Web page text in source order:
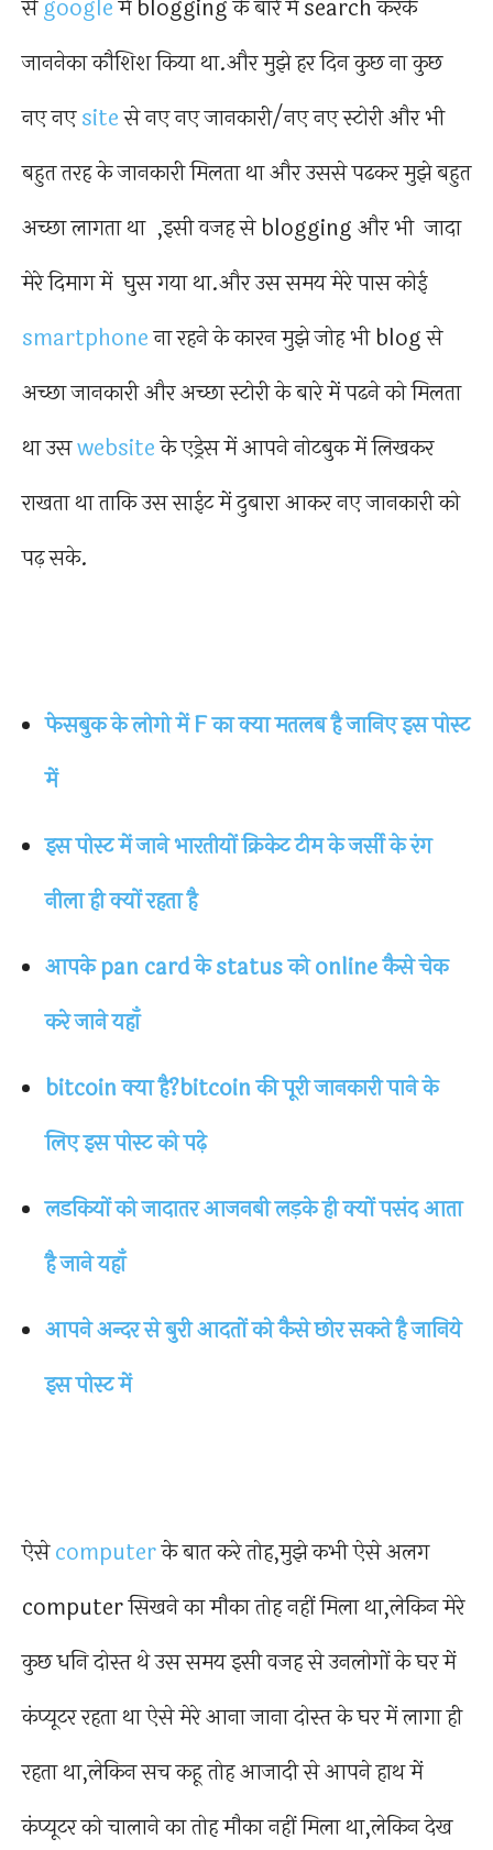
सेgoogleमें blogging के बारे में search करके
जाननेका कौशिश किया था.और मुझे हर दिन कुछ ना कुछ
नए नएsiteसे नए नए जानकारी/नए नए स्टोरी और भी
बहुत तरह के जानकारी मिलता था और उससे पढकर मुझे बहुत
अच्छा लागता था ,इसी वजह से blogging और भी जादा
मेरे दिमाग में घुस गया था.और उस समय मेरे पास कोई
smartphoneना रहने के कारन मुझे जोह भी blog से
अच्छा जानकारी और अच्छा स्टोरी के बारे में पढने को मिलता
था उसwebsiteके एड्रेस में आपने नोटबुक में लिखकर
राखता था ताकि उस साईट में दुबारा आकर नए जानकारी को
पढ़ सके.
फेसबुक के लोगो में F का क्या मतलब है जानिए इस पोस्ट
में
इस पोस्ट में जाने भारतीयों क्रिकेट टीम के जर्सी के रंग
नीला ही क्यों रहता है
आपके pan card के status को online कैसे चेक
करे जाने यहाँ
bitcoin क्या है?bitcoin की पूरी जानकारी पाने के
लिए इस पोस्ट को पढ़े
लडकियों को जादातर आजनबी लड़के ही क्यों पसंद आता
है जाने यहाँ
आपने अन्दर से बुरी आदतों को कैसे छोर सकते है जानिये
इस पोस्ट में
ऐसेcomputerके बात करे तोह,मुझे कभी ऐसे अलग
computer सिखने का मौका तोह नहीं मिला था,लेकिन मेरे
कुछ धनि दोस्त थे उस समय इसी वजह से उनलोगों के घर में
कंप्यूटर रहता था ऐसे मेरे आना जाना दोस्त के घर में लागा ही
रहता था,लेकिन सच कहू तोह आजादी से आपने हाथ में
कंप्यूटर को चालाने का तोह मौका नहीं मिला था,लेकिन देख